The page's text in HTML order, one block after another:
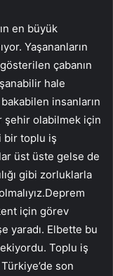
en büyük
Yaşananların
çabanın
hale
insanların
şehir olabilmek için
bir toplu iş
üst üste gelse de
gibi zorluklarla
için görev
yaradı. Elbette bu
Toplu iş
son